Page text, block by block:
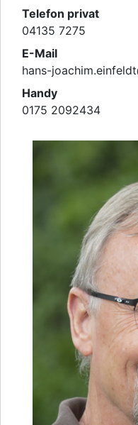
Telefon privat
04135 7275
E-Mail
hans-joachim.einfeldt
Handy
0175 2092434